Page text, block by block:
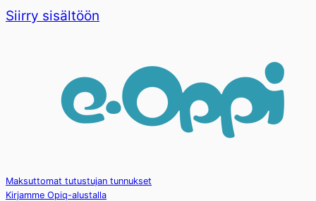
Siirry sisältöön
Maksuttomat tutustujan tunnukset
Kirjamme Opiq-alustalla